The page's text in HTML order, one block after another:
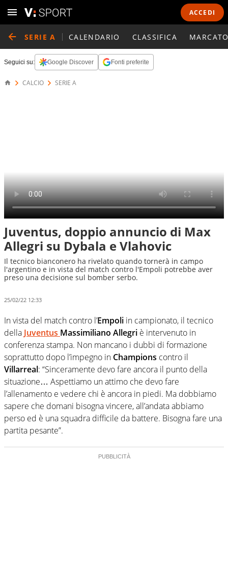
ACCEDI
SERIE A CALENDARIO CLASSIFICA
Seguici su: Google Discover Fonti preferite
CALCIO SERIE A
Juventus, doppio annuncio di Max
Allegri su Dybala e Vlahovic
Il tecnico bianconero ha rivelato quando tornerà in campo
l'argentino e in vista del match contro l'Empoli potrebbe aver
preso una decisione sul bomber serbo.
25/02/22 12:33
In vista del match contro l’Empoli in campionato, il tecnico
della Juventus Massimiliano Allegri è intervenuto in
conferenza stampa. Non mancano i dubbi di formazione
soprattutto dopo l’impegno in Champions contro il
Villarreal: “Sinceramente devo fare ancora il punto della
situazione… Aspettiamo un attimo che devo fare
l’allenamento e vedere chi è ancora in piedi. Ma dobbiamo
sapere che domani bisogna vincere, all’andata abbiamo
perso ed è una squadra difficile da battere. Bisogna fare una
partita pesante”.